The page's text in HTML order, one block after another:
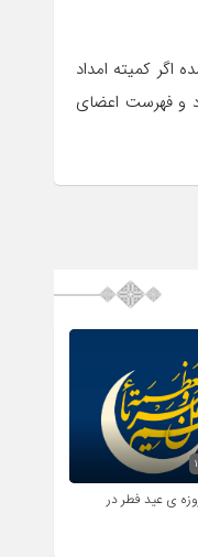
کمیته امداد
و فهرست اعضای
ی عید فطر در